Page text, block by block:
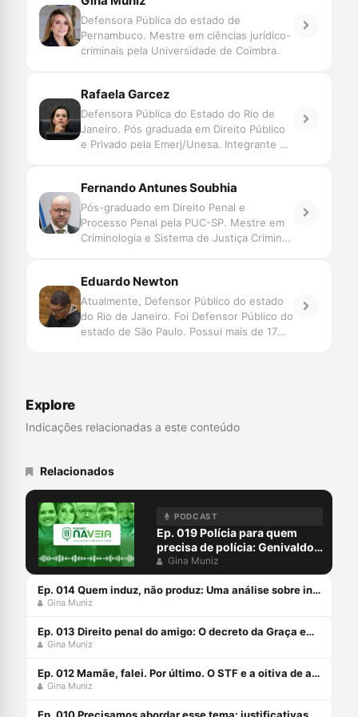
Defensora Pública do estado de
Pernambuco. Mestre em ciências jurídico-
criminais pela Universidade de Coimbra.
Rafaela Garcez
Defensora Pública do Estado do Rio de
Janeiro. Pós graduada em Direito Público
e Privado pela Emerj/Unesa. Integrante do
defensoria pública e sistema penal’.
Fernando Antunes Soubhia
Pós-graduado em Direito Penal e
Processo Penal pela PUC-SP. Mestre em
Criminologia e Sistema de Justiça Criminal
no Estado de Mato Grosso. Vice-Diretor
da ESDEP-MT. Professor de Criminologia.
Eduardo Newton
Atualmente, Defensor Público do estado
do Rio de Janeiro. Foi Defensor Público do
estado de São Paulo. Possui mais de 17
Explore
Indicações relacionadas a este conteúdo
Relacionados
PODCAST
Ep. 019 Polícia para quem
precisa de polícia: Genivaldo e
a violência policiar
Gina Muniz
Ep. 014 Quem induz, não produz: Uma análise sobre inquirição de testemunhas
Gina Muniz
Ep. 013 Direito penal do amigo: O decreto da Graça em favor de Daniel da Silveira
Gina Muniz
Ep. 012 Mamãe, falei. Por último. O STF e a oitiva de adolescentes em conflito com a lei (HC 212.693)
Gina Muniz